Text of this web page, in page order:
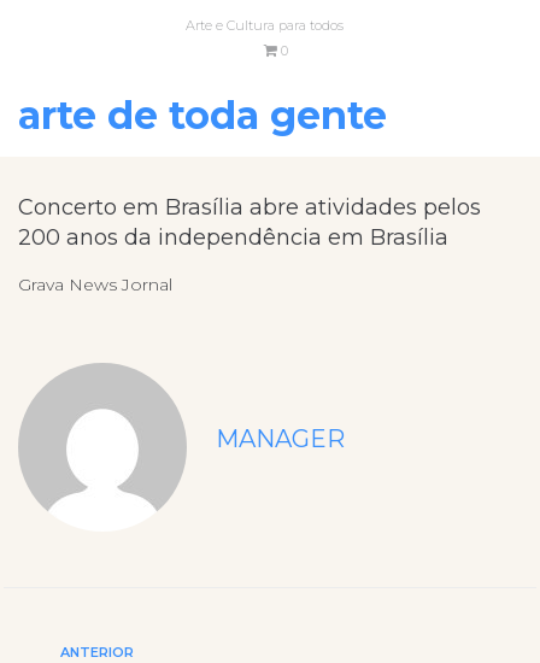
Arte e Cultura para todos
0
arte de toda gente
Concerto em Brasília abre atividades pelos
200 anos da independência em Brasília
Grava News Jornal
MANAGER
ANTERIOR